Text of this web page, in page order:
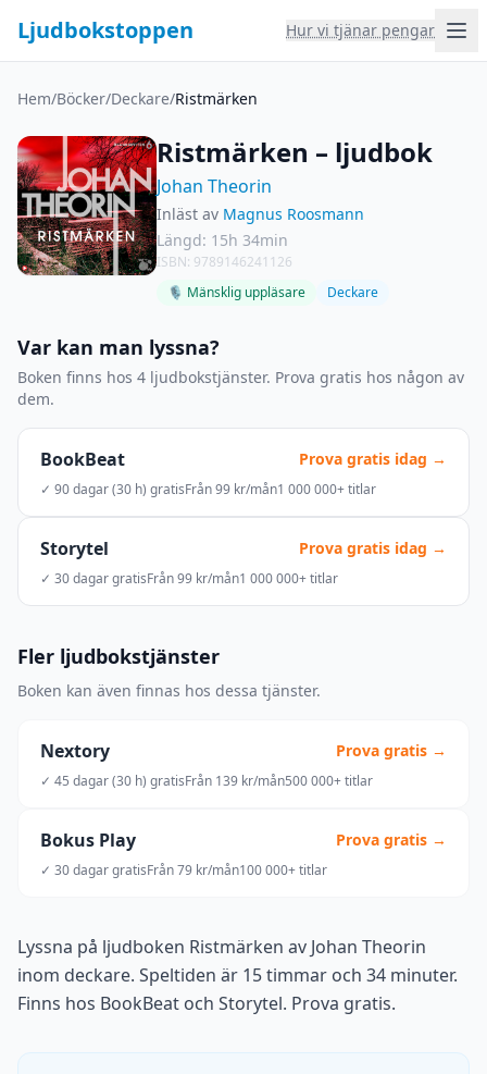
Ljudbokstoppen Hur vi tjänar pengar
Hem/Böcker/Deckare/Ristmärken
Ristmärken – ljudbok
Johan Theorin
Inläst av Magnus Roosmann
Längd: 15h 34min
ISBN: 9789146241126
🎙 Mänsklig uppläsare
Deckare
Var kan man lyssna?
Boken finns hos 4 ljudbokstjänster. Prova gratis hos någon av
dem.
BookBeat Prova gratis idag →
✓ 90 dagar (30 h) gratisFrån 99 kr/mån1 000 000+ titlar
Storytel Prova gratis idag →
✓ 30 dagar gratisFrån 99 kr/mån1 000 000+ titlar
Fler ljudbokstjänster
Boken kan även finnas hos dessa tjänster.
Nextory Prova gratis →
✓ 45 dagar (30 h) gratisFrån 139 kr/mån500 000+ titlar
Bokus Play Prova gratis →
✓ 30 dagar gratisFrån 79 kr/mån100 000+ titlar
Lyssna på ljudboken Ristmärken av Johan Theorin
inom deckare. Speltiden är 15 timmar och 34 minuter.
Finns hos BookBeat och Storytel. Prova gratis.